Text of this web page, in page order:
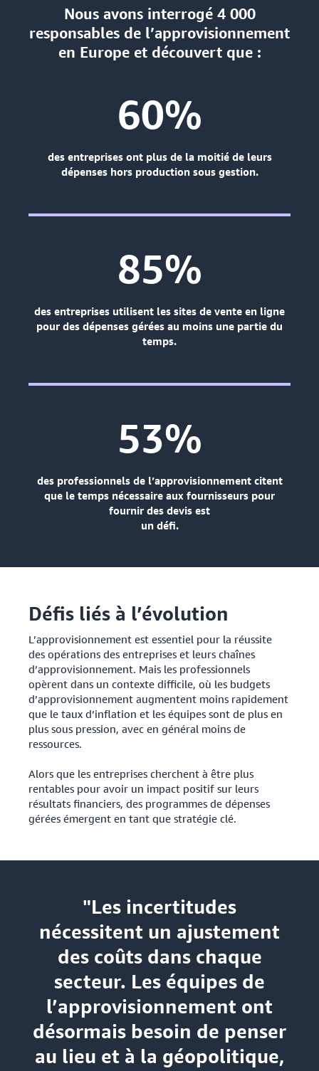
Nous avons interrogé 4 000
responsables de l’approvisionnement
en Europe et découvert que :
60%
des entreprises ont plus de la moitié de leurs
dépenses hors production sous gestion.
85%
des entreprises utilisent les sites de vente en ligne
pour des dépenses gérées au moins une partie du
temps.
53%
des professionnels de l’approvisionnement citent
que le temps nécessaire aux fournisseurs pour
fournir des devis est
un défi.
Défis liés à l’évolution
L’approvisionnement est essentiel pour la réussite
des opérations des entreprises et leurs chaînes
d’approvisionnement. Mais les professionnels
opèrent dans un contexte difficile, où les budgets
d’approvisionnement augmentent moins rapidement
que le taux d’inflation et les équipes sont de plus en
plus sous pression, avec en général moins de
ressources.
Alors que les entreprises cherchent à être plus
rentables pour avoir un impact positif sur leurs
résultats financiers, des programmes de dépenses
gérées émergent en tant que stratégie clé.
"Les incertitudes
nécessitent un ajustement
des coûts dans chaque
secteur. Les équipes de
l’approvisionnement ont
désormais besoin de penser
au lieu et à la géopolitique,